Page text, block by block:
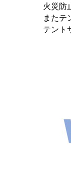
火災防
またテ
テント